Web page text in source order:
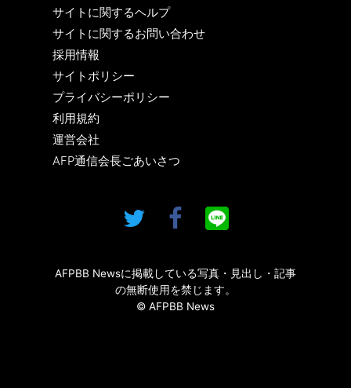
サイトに関するヘルプ
サイトに関するお問い合わせ
採用情報
サイトポリシー
プライバシーポリシー
利用規約
運営会社
AFP通信会長ごあいさつ
AFPBB Newsに掲載している写真・見出し・記事
の無断使用を禁じます。
© AFPBB News